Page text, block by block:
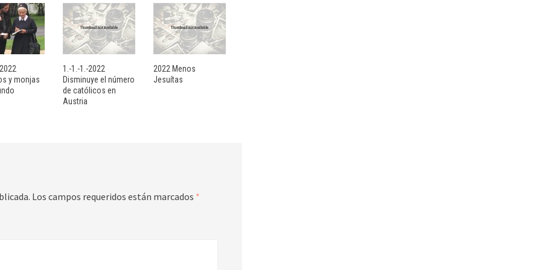
y monjas
1.-1.-1.-2022
Disminuye el número
de católicos en
Austria
2022 Menos
Jesuítas
Los campos requeridos están marcados *